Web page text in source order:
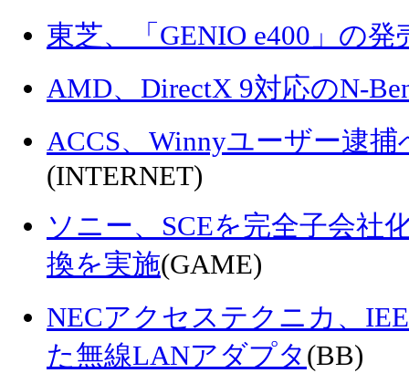
東芝、「GENIO e400」の発
AMD、DirectX 9対応のN-
ACCS、Winnyユーザー逮
(INTERNET)
ソニー、SCEを完全子会社
換を実施(GAME)
NECアクセステクニカ、
た無線LANアダプタ (BB)